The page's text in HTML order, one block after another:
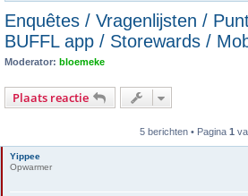
Enquêtes / Vragenlijsten /
BUFFL app / Storewards /
Moderator: bloemeke
Plaats reactie
5 berichten • Pagina 1
Yippee
Opwarmer